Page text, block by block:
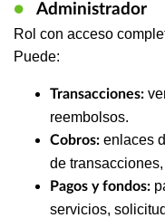
● Administrador
Rol con acceso
Puede:
Transacciones:
reembolsos.
Cobros: enlaces
de
Pagos y fondos:
servicios,